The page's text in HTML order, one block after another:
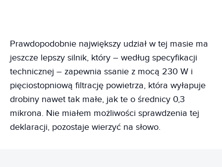
Prawdopodobnie największy udział w tej masie ma
jeszcze lepszy silnik, który – według specyfikacji
technicznej – zapewnia ssanie z mocą 230 W i
pięciostopniową filtrację powietrza, która wyłapuje
drobiny nawet tak małe, jak te o średnicy 0,3
mikrona. Nie miałem możliwości sprawdzenia tej
deklaracji, pozostaje wierzyć na słowo.